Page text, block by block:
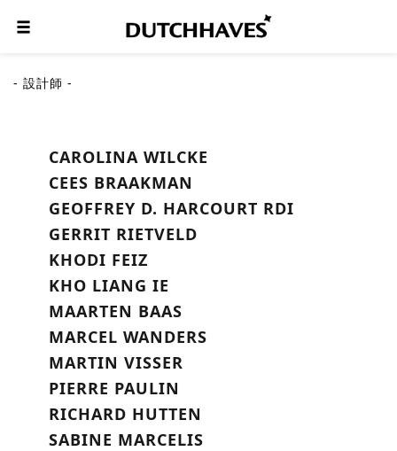
- 設計師 -
CAROLINA WILCKE
CEES BRAAKMAN
GEOFFREY D. HARCOURT RDI
GERRIT RIETVELD
KHODI FEIZ
KHO LIANG IE
MAARTEN BAAS
MARCEL WANDERS
MARTIN VISSER
PIERRE PAULIN
RICHARD HUTTEN
SABINE MARCELIS